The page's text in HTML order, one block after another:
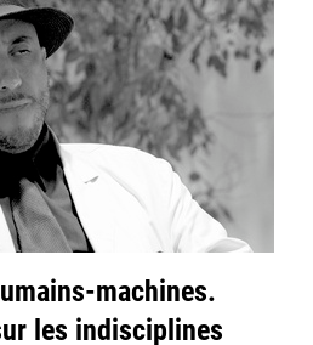
machines.
les indisciplines